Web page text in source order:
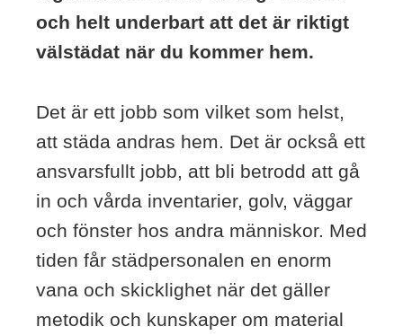
och helt underbart att det är riktigt
välstädat när du kommer hem.
Det är ett jobb som vilket som helst,
att städa andras hem. Det är också ett
ansvarsfullt jobb, att bli betrodd att gå
in och vårda inventarier, golv, väggar
och fönster hos andra människor. Med
tiden får städpersonalen en enorm
vana och skicklighet när det gäller
metodik och kunskaper om material